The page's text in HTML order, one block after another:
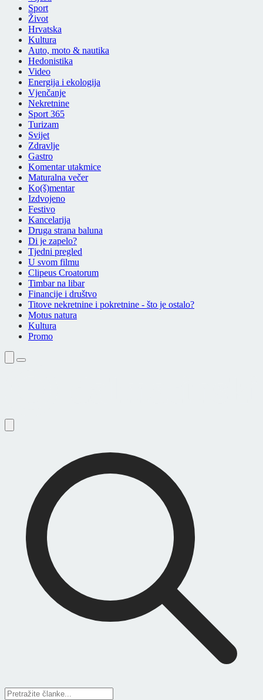
Sport
Život
Hrvatska
Kultura
Auto, moto & nautika
Hedonistika
Video
Energija i ekologija
Vjenčanje
Nekretnine
Sport 365
Turizam
Svijet
Zdravlje
Gastro
Komentar utakmice
Maturalna večer
Ko(š)mentar
Izdvojeno
Festivo
Kancelarija
Druga strana baluna
Di je zapelo?
Tjedni pregled
U svom filmu
Clipeus Croatorum
Timbar na libar
Financije i društvo
Titove nekretnine i pokretnine - što je ostalo?
Motus natura
Kultura
Promo